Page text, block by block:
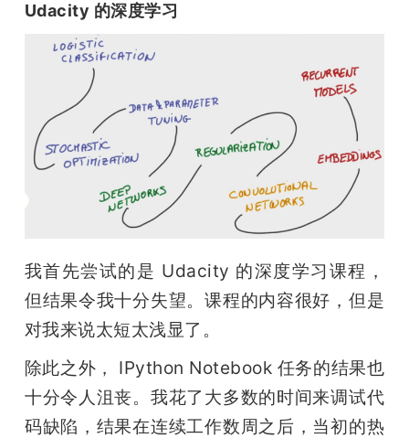
Udacity 的深度学习
我首先尝试的是 Udacity 的深度学习课程，
但结果令我十分失望。课程的内容很好，但是
对我来说太短太浅显了。
除此之外， IPython Notebook 任务的结果也
十分令人沮丧。我花了大多数的时间来调试代
码缺陷，结果在连续工作数周之后，当初的热